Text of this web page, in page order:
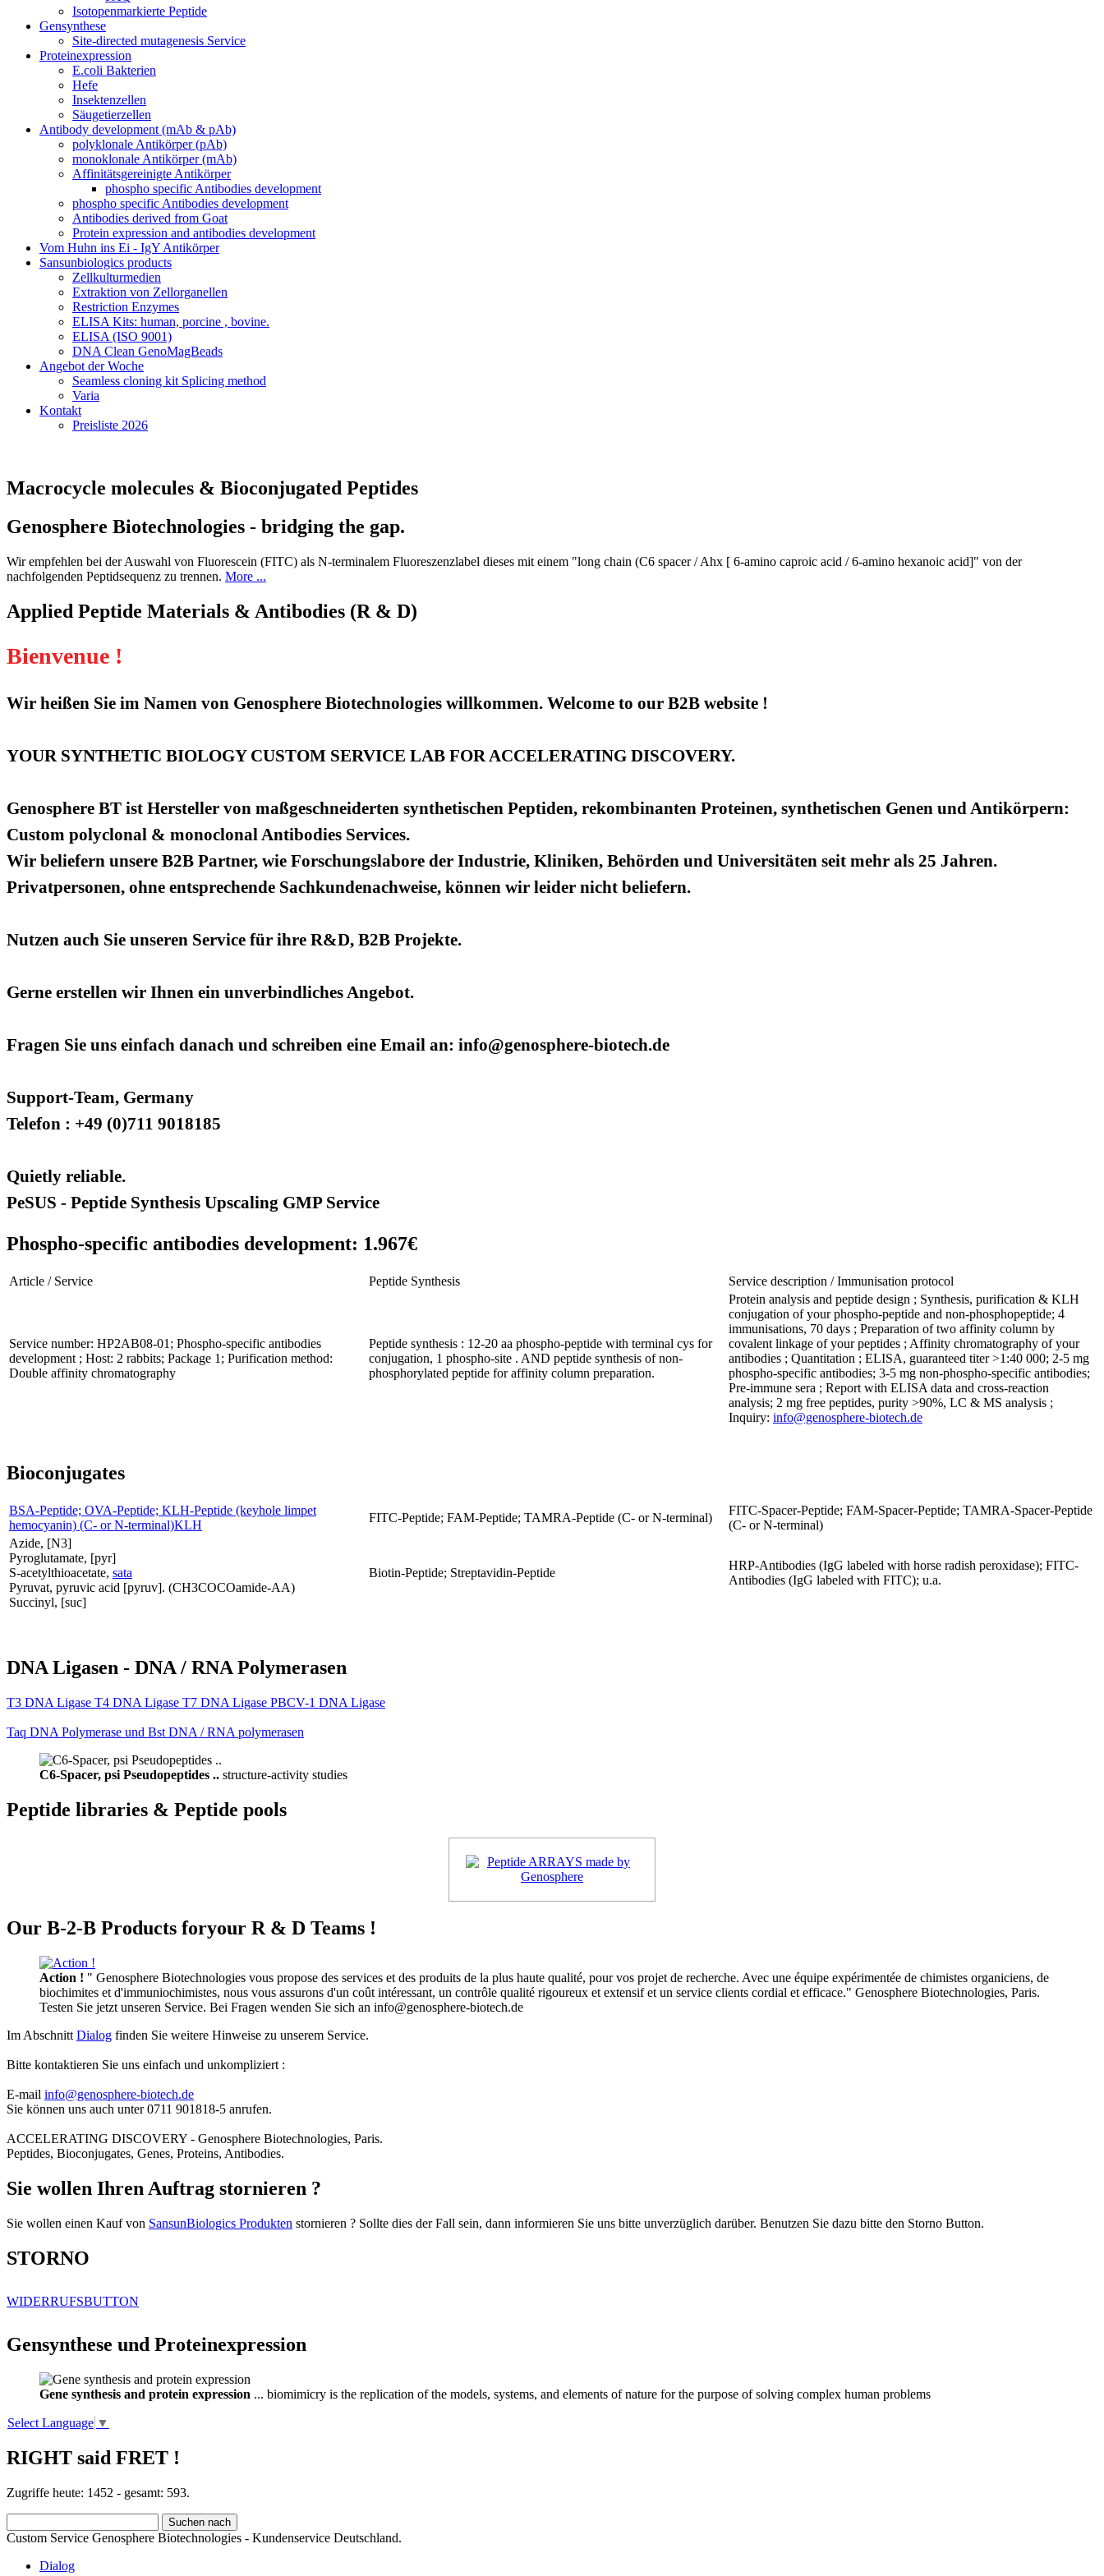
Isotopenmarkierte Peptide
Gensynthese
Site-directed mutagenesis Service
Proteinexpression
E.coli Bakterien
Hefe
Insektenzellen
Säugetierzellen
Antibody development (mAb & pAb)
polyklonale Antikörper (pAb)
monoklonale Antikörper (mAb)
Affinitätsgereinigte Antikörper
phospho specific Antibodies development
phospho specific Antibodies development
Antibodies derived from Goat
Protein expression and antibodies development
Vom Huhn ins Ei - IgY Antikörper
Sansunbiologics products
Zellkulturmedien
Extraktion von Zellorganellen
Restriction Enzymes
ELISA Kits: human, porcine , bovine.
ELISA (ISO 9001)
DNA Clean GenoMagBeads
Angebot der Woche
Seamless cloning kit Splicing method
Varia
Kontakt
Preisliste 2026
Macrocycle molecules & Bioconjugated Peptides
Genosphere Biotechnologies - bridging the gap.
Wir empfehlen bei der Auswahl von Fluorescein (FITC) als N-terminalem Fluoreszenzlabel dieses mit einem "long chain (C6 spacer / Ahx [ 6-amino caproic acid / 6-amino hexanoic acid]" von der
nachfolgenden Peptidsequenz zu trennen. More ...
Applied Peptide Materials & Antibodies (R & D)
Bienvenue !
Wir heißen Sie im Namen von Genosphere Biotechnologies willkommen. Welcome to our B2B website !
YOUR SYNTHETIC BIOLOGY CUSTOM SERVICE LAB FOR ACCELERATING DISCOVERY.
Genosphere BT ist Hersteller von maßgeschneiderten synthetischen Peptiden, rekombinanten Proteinen, synthetischen Genen und Antikörpern:
Custom polyclonal & monoclonal Antibodies Services.
Wir beliefern unsere B2B Partner, wie Forschungslabore der Industrie, Kliniken, Behörden und Universitäten seit mehr als 25 Jahren.
Privatpersonen, ohne entsprechende Sachkundenachweise, können wir leider nicht beliefern.
Nutzen auch Sie unseren Service für ihre R&D, B2B Projekte.
Gerne erstellen wir Ihnen ein unverbindliches Angebot.
Fragen Sie uns einfach danach und schreiben eine Email an: info@genosphere-biotech.de
Support-Team, Germany
Telefon : +49 (0)711 9018185
Quietly reliable.
PeSUS - Peptide Synthesis Upscaling GMP Service
Phospho-specific antibodies development: 1.967€
Article / Service Peptide Synthesis Service description / Immunisation protocol
Service number: HP2AB08-01; Phospho-specific antibodies
development ; Host: 2 rabbits; Package 1; Purification method:
Double affinity chromatography
Peptide synthesis : 12-20 aa phospho-peptide with terminal cys for
conjugation, 1 phospho-site . AND peptide synthesis of non-
phosphorylated peptide for affinity column preparation.
Protein analysis and peptide design ; Synthesis, purification & KLH
conjugation of your phospho-peptide and non-phosphopeptide; 4
immunisations, 70 days ; Preparation of two affinity column by
covalent linkage of your peptides ; Affinity chromatography of your
antibodies ; Quantitation ; ELISA, guaranteed titer >1:40 000; 2-5 mg
phospho-specific antibodies; 3-5 mg non-phospho-specific antibodies;
Pre-immune sera ; Report with ELISA data and cross-reaction
analysis; 2 mg free peptides, purity >90%, LC & MS analysis ;
Inquiry: info@genosphere-biotech.de
Bioconjugates
BSA-Peptide; OVA-Peptide; KLH-Peptide (keyhole limpet
hemocyanin) (C- or N-terminal)KLH
FITC-Peptide; FAM-Peptide; TAMRA-Peptide (C- or N-terminal)
FITC-Spacer-Peptide; FAM-Spacer-Peptide; TAMRA-Spacer-Peptide
(C- or N-terminal)
Azide, [N3]
Pyroglutamate, [pyr]
S-acetylthioacetate, sata
Pyruvat, pyruvic acid [pyruv]. (CH3COCOamide-AA)
Succinyl, [suc]
Biotin-Peptide; Streptavidin-Peptide
HRP-Antibodies (IgG labeled with horse radish peroxidase); FITC-
Antibodies (IgG labeled with FITC); u.a.
DNA Ligasen - DNA / RNA Polymerasen
T3 DNA Ligase T4 DNA Ligase T7 DNA Ligase PBCV-1 DNA Ligase
Taq DNA Polymerase und Bst DNA / RNA polymerasen
C6-Spacer, psi Pseudopeptides .. structure-activity studies
Peptide libraries & Peptide pools
Our B-2-B Products foryour R & D Teams !
Action ! " Genosphere Biotechnologies vous propose des services et des produits de la plus haute qualité, pour vos projet de recherche. Avec une équipe expérimentée de chimistes organiciens, de
biochimites et d'immuniochimistes, nous vous assurons d'un coût intéressant, un contrôle qualité rigoureux et extensif et un service clients cordial et efficace." Genosphere Biotechnologies, Paris.
Testen Sie jetzt unseren Service. Bei Fragen wenden Sie sich an info@genosphere-biotech.de
Im Abschnitt Dialog finden Sie weitere Hinweise zu unserem Service.
Bitte kontaktieren Sie uns einfach und unkompliziert :
E-mail info@genosphere-biotech.de
Sie können uns auch unter 0711 901818-5 anrufen.
ACCELERATING DISCOVERY - Genosphere Biotechnologies, Paris.
Peptides, Bioconjugates, Genes, Proteins, Antibodies.
Sie wollen Ihren Auftrag stornieren ?
Sie wollen einen Kauf von SansunBiologics Produkten stornieren ? Sollte dies der Fall sein, dann informieren Sie uns bitte unverzüglich darüber. Benutzen Sie dazu bitte den Storno Button.
STORNO
WIDERRUFSBUTTON
Gensynthese und Proteinexpression
Gene synthesis and protein expression ... biomimicry is the replication of the models, systems, and elements of nature for the purpose of solving complex human problems
Select Language ▼
RIGHT said FRET !
Zugriffe heute: 1452 - gesamt: 593.
Custom Service Genosphere Biotechnologies - Kundenservice Deutschland.
Dialog